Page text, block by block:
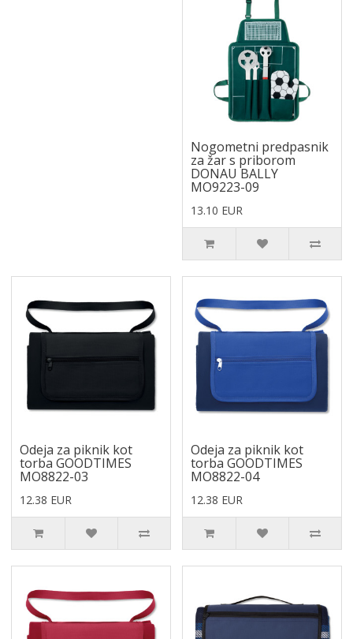
Nogometni predpasnik
za žar s priborom
DONAU BALLY
MO9223-09
13.10 EUR
Odeja za piknik kot
torba GOODTIMES
MO8822-03
12.38 EUR
Odeja za piknik kot
torba GOODTIMES
MO8822-04
12.38 EUR